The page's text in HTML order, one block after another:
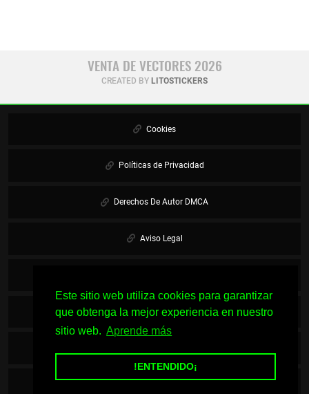
Este sitio web utiliza cookies para garantizar
que obtenga la mejor experiencia en nuestro
sitio web. Aprende más
!ENTENDIDO¡
VENTA DE VECTORES 2026
CREATED BY LITOSTICKERS
Cookies
Políticas de Privacidad
Derechos De Autor DMCA
Aviso Legal
Únete al Grupo